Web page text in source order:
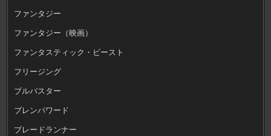
ファンタジー
ファンタジー（映画）
ファンタスティック・ビースト
フリージング
ブルバスター
ブレンパワード
ブレードランナー